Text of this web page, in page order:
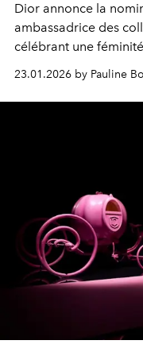
Dior annonce la
ambassadrice des
célébrant une
contemporaine.
23.01.2026 by Pauline